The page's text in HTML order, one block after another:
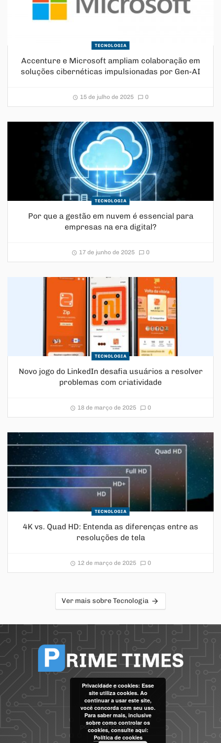
TECNOLOGIA
Accenture e Microsoft ampliam colaboração em
soluções cibernéticas impulsionadas por Gen-AI
15 de julho de 2025 0
TECNOLOGIA
Por que a gestão em nuvem é essencial para
empresas na era digital?
17 de junho de 2025 0
TECNOLOGIA
Novo jogo do LinkedIn desafia usuários a resolver
problemas com criatividade
18 de março de 2025 0
TECNOLOGIA
4K vs. Quad HD: Entenda as diferenças entre as
resoluções de tela
12 de março de 2025 0
Ver mais sobre Tecnologia
porCode Soluções
Privacidade e cookies: Esse
site utiliza cookies. Ao
continuar a usar este site,
você concorda com seu uso.
Para saber mais, inclusive
sobre como controlar os
cookies, consulte aqui:
Política de cookies